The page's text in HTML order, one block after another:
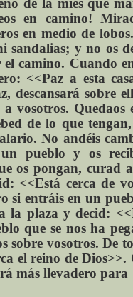
de la mies que
en camino!
en medio de
sandalias; y no os
camino. Cuando
<<Paz a esta
descansará sobre
vosotros. Quedaos
de lo que
No andéis
pueblo y os
os pongan, curad
<<Está cerca de
si entráis en un
la plaza y decid:
que se nos ha
sobre vosotros. De
el reino de
más llevadero